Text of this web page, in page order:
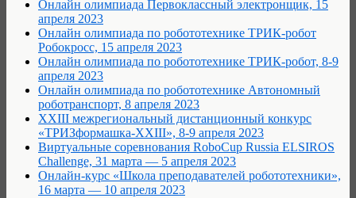
Онлайн олимпиада Первоклассный электронщик, 15
апреля 2023
Онлайн олимпиада по робототехнике ТРИК-робот
Робокросс, 15 апреля 2023
Онлайн олимпиада по робототехнике ТРИК-робот, 8-9
апреля 2023
Онлайн олимпиада по робототехнике Автономный
роботранспорт, 8 апреля 2023
XXIII межрегиональный дистанционный конкурс
«ТРИЗформашка-XXIII», 8-9 апреля 2023
Виртуальные соревнования RoboCup Russia ELSIROS
Challenge, 31 марта — 5 апреля 2023
Онлайн-курс «Школа преподавателей робототехники»,
16 марта — 10 апреля 2023